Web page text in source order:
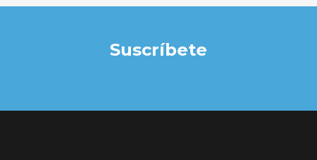
Suscríbete